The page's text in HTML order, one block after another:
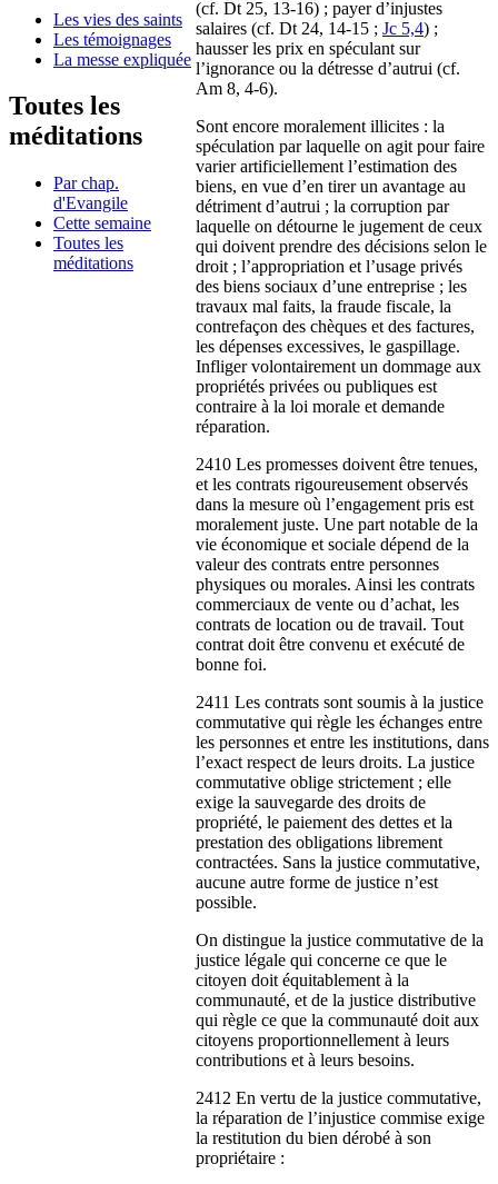
Les vies des saints
Les témoignages
La messe expliquée
Toutes les
méditations
Par chap.
d'Evangile
Cette semaine
Toutes les
méditations
(cf. Dt 25, 13-16) ; payer d’injustes
salaires (cf. Dt 24, 14-15 ; Jc 5,4) ;
hausser les prix en spéculant sur
l’ignorance ou la détresse d’autrui (cf.
Am 8, 4-6).
Sont encore moralement illicites : la
spéculation par laquelle on agit pour faire
varier artificiellement l’estimation des
biens, en vue d’en tirer un avantage au
détriment d’autrui ; la corruption par
laquelle on détourne le jugement de ceux
qui doivent prendre des décisions selon le
droit ; l’appropriation et l’usage privés
des biens sociaux d’une entreprise ; les
travaux mal faits, la fraude fiscale, la
contrefaçon des chèques et des factures,
les dépenses excessives, le gaspillage.
Infliger volontairement un dommage aux
propriétés privées ou publiques est
contraire à la loi morale et demande
réparation.
2410 Les promesses doivent être tenues,
et les contrats rigoureusement observés
dans la mesure où l’engagement pris est
moralement juste. Une part notable de la
vie économique et sociale dépend de la
valeur des contrats entre personnes
physiques ou morales. Ainsi les contrats
commerciaux de vente ou d’achat, les
contrats de location ou de travail. Tout
contrat doit être convenu et exécuté de
bonne foi.
2411 Les contrats sont soumis à la justice
commutative qui règle les échanges entre
les personnes et entre les institutions, dans
l’exact respect de leurs droits. La justice
commutative oblige strictement ; elle
exige la sauvegarde des droits de
propriété, le paiement des dettes et la
prestation des obligations librement
contractées. Sans la justice commutative,
aucune autre forme de justice n’est
possible.
On distingue la justice commutative de la
justice légale qui concerne ce que le
citoyen doit équitablement à la
communauté, et de la justice distributive
qui règle ce que la communauté doit aux
citoyens proportionnellement à leurs
contributions et à leurs besoins.
2412 En vertu de la justice commutative,
la réparation de l’injustice commise exige
la restitution du bien dérobé à son
propriétaire :